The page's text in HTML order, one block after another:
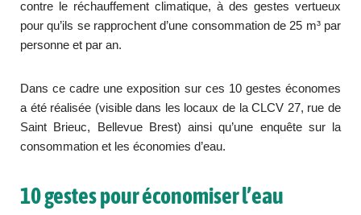
contre le réchauffement climatique, à des gestes vertueux
pour qu’ils se rapprochent d’une consommation de 25 m³ par
personne et par an.
Dans ce cadre une exposition sur ces 10 gestes économes
a été réalisée (visible dans les locaux de la CLCV 27, rue de
Saint Brieuc, Bellevue Brest) ainsi qu’une enquête sur la
consommation et les économies d’eau.
10 gestes pour économiser l’eau